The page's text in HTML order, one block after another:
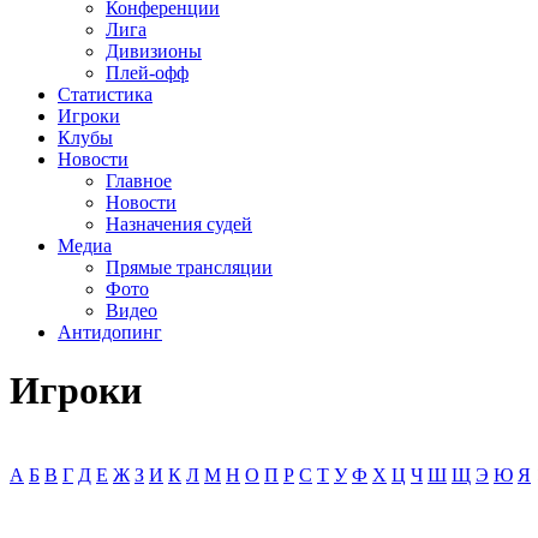
Конференции
Лига
Дивизионы
Плей-офф
Статистика
Игроки
Клубы
Новости
Главное
Новости
Назначения судей
Медиа
Прямые трансляции
Фото
Видео
Антидопинг
Игроки
А Б В Г Д Е Ж З И К Л М Н О П Р С Т У Ф Х Ц Ч Ш Щ Э Ю Я